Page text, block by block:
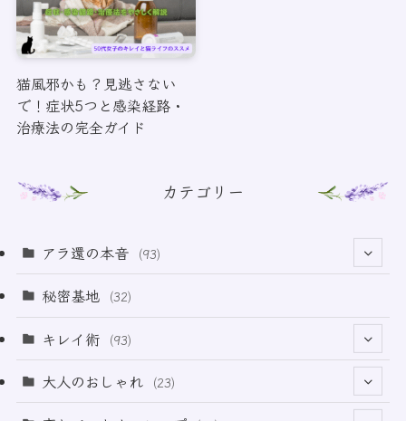
猫風邪かも？見逃さない
で！症状5つと感染経路・
治療法の完全ガイド
カテゴリー
アラ還の本音 (93)
(69)
秘密基地 (32)
キレイ術 (93)
(32)
大人のおしゃれ (23)